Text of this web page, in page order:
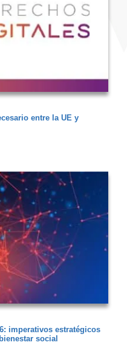
entre la UE y
imperativos estratégicos
social